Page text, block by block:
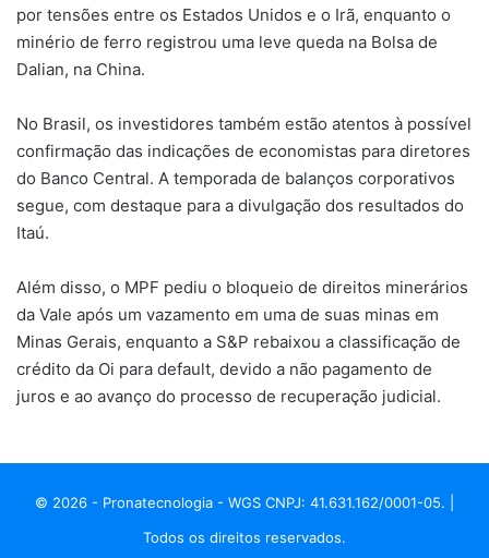
por tensões entre os Estados Unidos e o Irã, enquanto o
minério de ferro registrou uma leve queda na Bolsa de
Dalian, na China.
No Brasil, os investidores também estão atentos à possível
confirmação das indicações de economistas para diretores
do Banco Central. A temporada de balanços corporativos
segue, com destaque para a divulgação dos resultados do
Itaú.
Além disso, o MPF pediu o bloqueio de direitos minerários
da Vale após um vazamento em uma de suas minas em
Minas Gerais, enquanto a S&P rebaixou a classificação de
crédito da Oi para default, devido a não pagamento de
juros e ao avanço do processo de recuperação judicial.
© 2026 - Pronatecnologia - WGS CNPJ: 41.631.162/0001-05. |
Todos os direitos reservados.